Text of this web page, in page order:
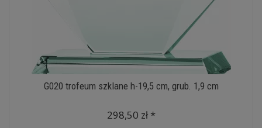
G020 trofeum szklane h-19,5 cm, grub. 1,9 cm
298,50 zł *